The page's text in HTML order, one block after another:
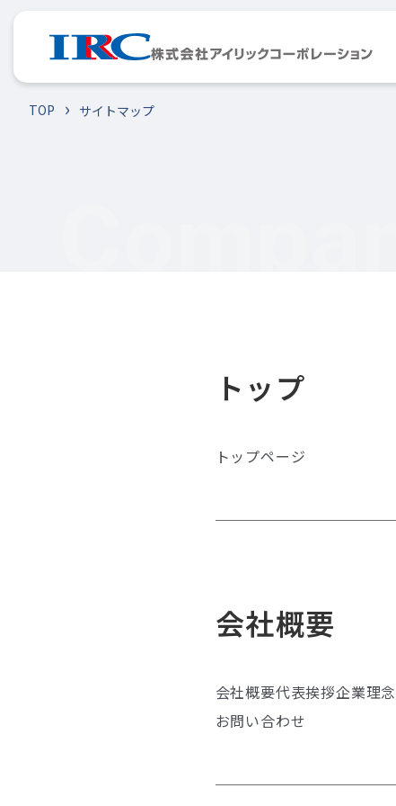
TOP サイトマップ
トップ
トップページ
会社概要
会社概要代表挨拶企業理念
お問い合わせ